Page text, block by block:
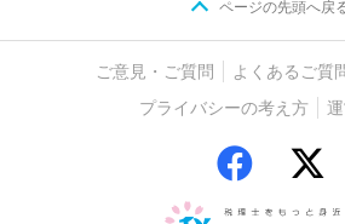
ページの先頭へ戻
ご意見・ご質問 よくあるご質
プライバシーの考え方